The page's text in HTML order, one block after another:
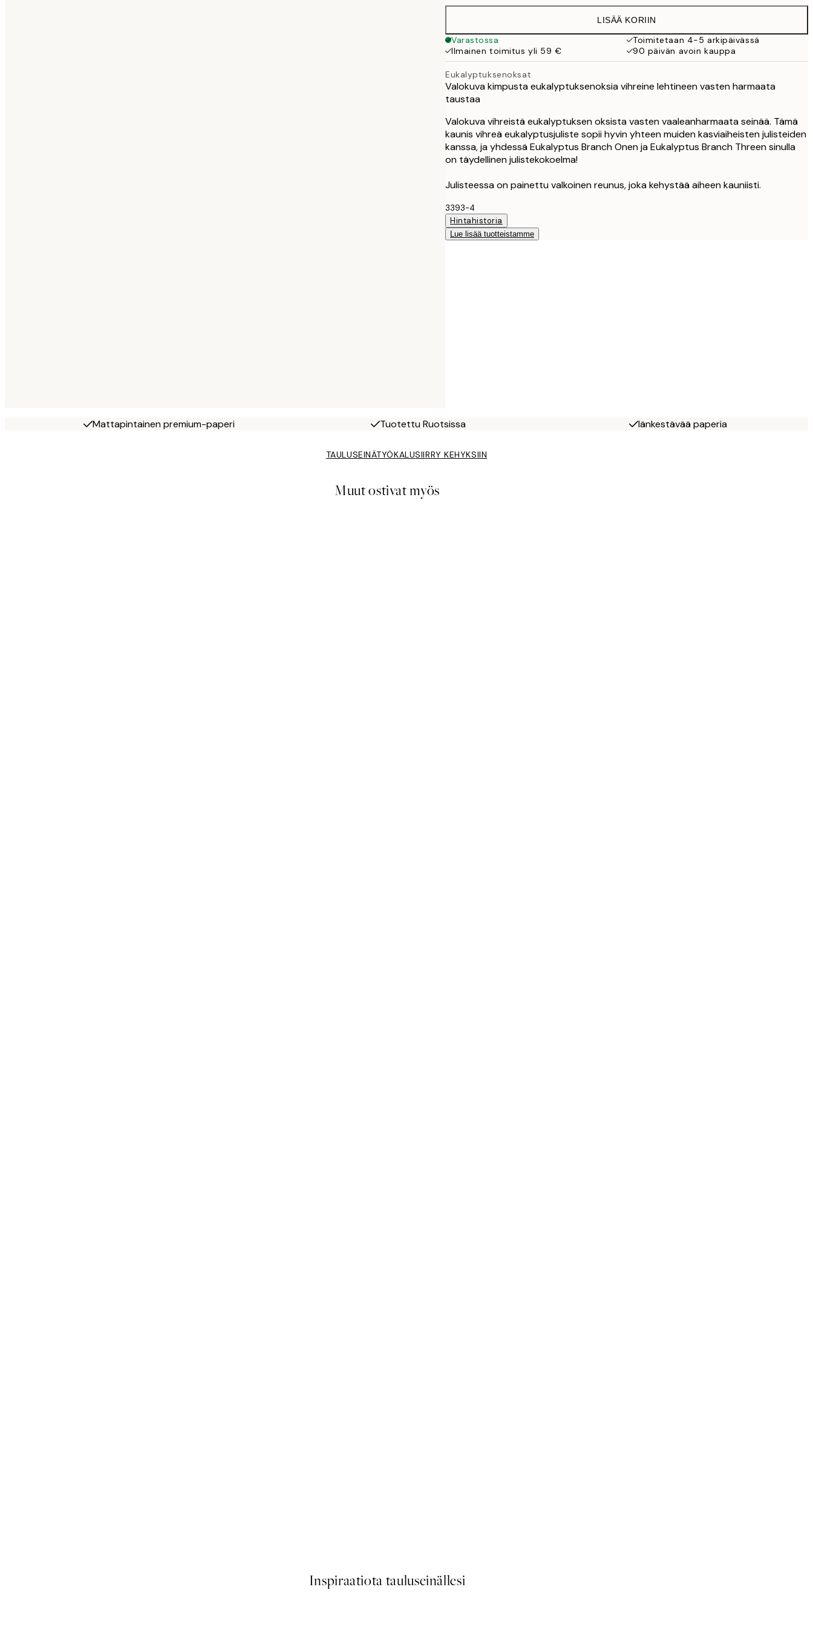
19,95 €
32,45 €
LISÄÄ KORIIN
Varastossa
Toimitetaan 4-5 arkipäivässä
Ilmainen toimitus yli 59 €
90 päivän avoin kauppa
Eukalyptuksenoksat
Valokuva kimpusta eukalyptuksenoksia vihreine lehtineen vasten harmaata
taustaa
Valokuva vihreistä eukalyptuksen oksista vasten vaaleanharmaata seinää. Tämä
kaunis vihreä eukalyptusjuliste sopii hyvin yhteen muiden kasviaiheisten julisteiden
kanssa, ja yhdessä Eukalyptus Branch Onen ja Eukalyptus Branch Threen sinulla
on täydellinen julistekokoelma!
Julisteessa on painettu valkoinen reunus, joka kehystää aiheen kauniisti.
3393-4
Hintahistoria
Lue lisää tuotteistamme
Mattapintainen premium-paperi Tuotettu Ruotsissa Iänkestävää paperia
TAULUSEINÄTYÖKALUSIIRRY KEHYKSIIN
Muut ostivat myös
Inspiraatiota tauluseinällesi